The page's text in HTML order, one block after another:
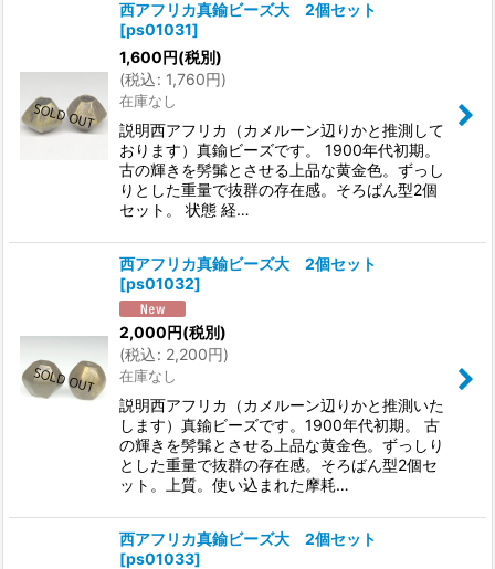
西アフリカ真鍮ビーズ大 2個セット
[ps01031]
1,600円(税別)
(税込: 1,760円)
在庫なし
説明西アフリカ（カメルーン辺りかと推測して
おります）真鍮ビーズです。 1900年代初期。
古の輝きを髣髴とさせる上品な黄金色。ずっし
りとした重量で抜群の存在感。そろばん型2個
セット。 状態 経…
西アフリカ真鍮ビーズ大 2個セット
[ps01032]
2,000円(税別)
(税込: 2,200円)
在庫なし
説明西アフリカ（カメルーン辺りかと推測いた
します）真鍮ビーズです。1900年代初期。 古
の輝きを髣髴とさせる上品な黄金色。ずっしり
とした重量で抜群の存在感。そろばん型2個セ
ット。上質。使い込まれた摩耗…
西アフリカ真鍮ビーズ大 2個セット
[ps01033]